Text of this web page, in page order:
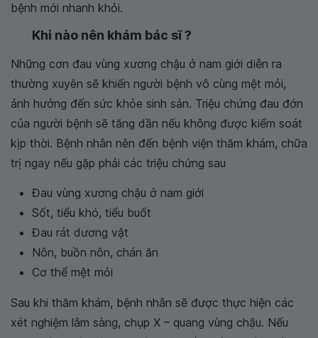
bệnh mới nhanh khỏi.
Khi nào nên khám bác sĩ ?
Những cơn đau vùng xương chậu ở nam giới diễn ra
thường xuyên sẽ khiến người bệnh vô cùng mệt mỏi,
ảnh hưởng đến sức khỏe sinh sản. Triệu chứng đau đớn
của người bệnh sẽ tăng dần nếu không được kiểm soát
kịp thời. Bệnh nhân nên đến bệnh viện thăm khám, chữa
trị ngay nếu gặp phải các triệu chứng sau
Đau vùng xương chậu ở nam giới
Sốt, tiểu khó, tiểu buốt
Đau rát dương vật
Nôn, buồn nôn, chán ăn
Cơ thể mệt mỏi
Sau khi thăm khám, bệnh nhân sẽ được thực hiện các
xét nghiệm lâm sàng, chụp X – quang vùng chậu. Nếu